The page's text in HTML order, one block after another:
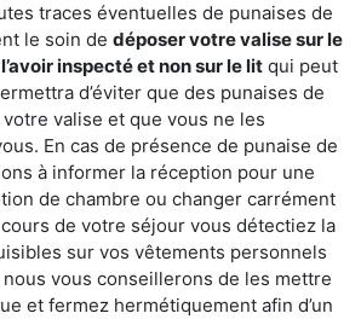
traces éventuelles de punaises de
le soin de déposer votre valise sur le
inspecté et non sur le lit qui peut
d’éviter que des punaises de
valise et que vous ne les
En cas de présence de punaise de
à informer la réception pour une
de chambre ou changer carrément
cours de votre séjour vous détectiez la
sur vos vêtements personnels
vous conseillerons de les mettre
et fermez hermétiquement afin d’un